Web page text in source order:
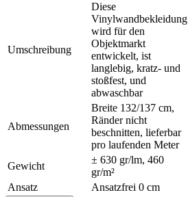
Umschreibung
Diese
Vinylwandbekleidung
wird für den
Objektmarkt
entwickelt, ist
langlebig, kratz- und
stoßfest, und
abwaschbar
Abmessungen
Breite 132/137 cm,
Ränder nicht
beschnitten, lieferbar
pro laufenden Meter
Gewicht
± 630 gr/lm, 460
gr/m²
Ansatz
Ansatzfrei 0 cm